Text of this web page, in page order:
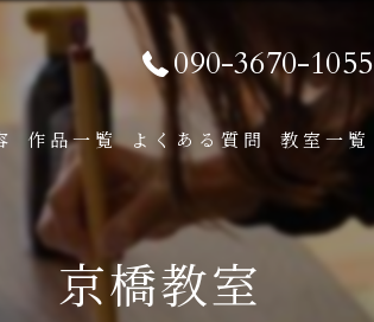
090-3670-1055
作品一覧 よくある質問 教室一覧
京橋教室